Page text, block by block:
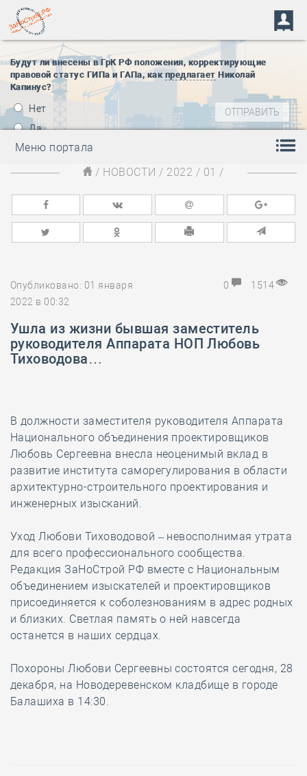
Будут ли внесены в ГрК РФ положения, корректирующие
правовой статус ГИПа и ГАПа, как предлагает Николай
Капинус?
Нет
Да
Меню портала
/ НОВОСТИ / 2022 / 01 /
Опубликовано: 01 января
2022 в 00:32
0 1514
Ушла из жизни бывшая заместитель
руководителя Аппарата НОП Любовь
Тиховодова…
В должности заместителя руководителя Аппарата
Национального объединения проектировщиков
Любовь Сергеевна внесла неоценимый вклад в
развитие института саморегулирования в области
архитектурно-строительного проектирования и
инженерных изысканий.
Уход Любови Тиховодовой – невосполнимая утрата
для всего профессионального сообщества.
Редакция ЗаНоСтрой РФ вместе с Национальным
объединением изыскателей и проектировщиков
присоединяется к соболезнованиям в адрес родных
и близких. Светлая память о ней навсегда
останется в наших сердцах.
Похороны Любови Сергеевны состоятся сегодня, 28
декабря, на Новодеревенском кладбище в городе
Балашиха в 14:30.